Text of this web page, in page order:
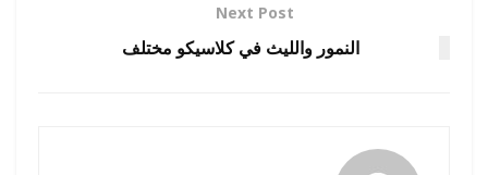
Next Post
النمور والليث في كلاسيكو مختلف